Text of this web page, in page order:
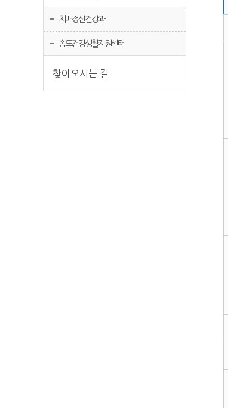
치매정신건강과
송도건강생활지원센터
찾아오시는 길